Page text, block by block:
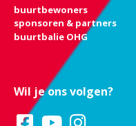
buurtbewoners
sponsoren & partners
buurtbalie OHG
Wil je ons volgen?